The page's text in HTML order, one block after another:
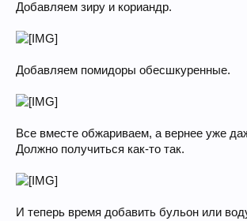
Добавляем зиру и кориандр.
Добавляем помидоры обесшкуренные.
Все вместе обжариваем, а вернее уже
Должно получиться как-то так.
И теперь время добавить бульон или